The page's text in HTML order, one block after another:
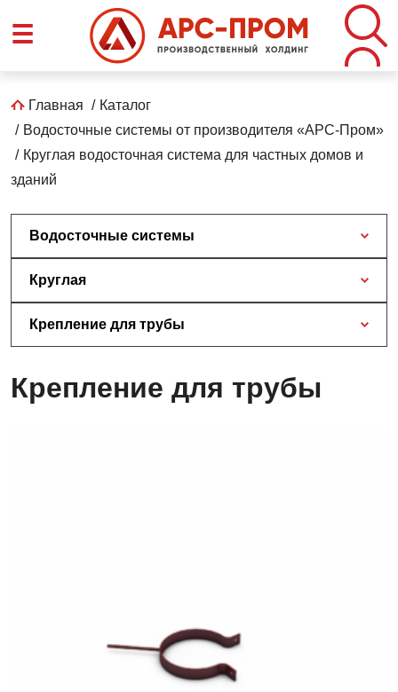
☰
Строка
навигации
Главная
Каталог
Водосточные системы от производителя «АРС-Пром»
Круглая водосточная система для частных домов и
зданий
Водосточные системы
Круглая
Крепление для трубы
Крепление для трубы